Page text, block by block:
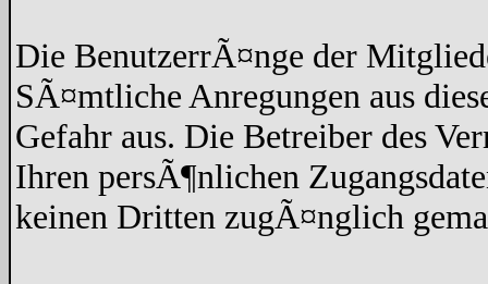
Die BenutzerrÃ¤nge der
SÃ¤mtliche Anregungen aus
Gefahr aus. Die Betreiber des
Ihren persÃ¶nlichen
keinen Dritten zugÃ¤nglich